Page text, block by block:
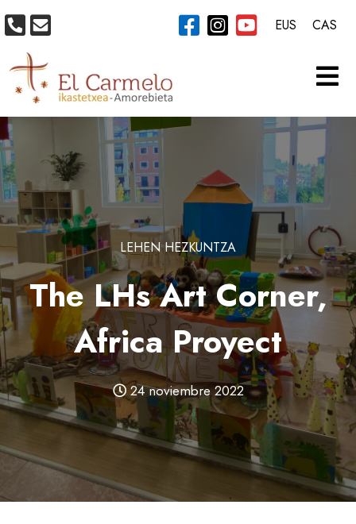
LEHEN HEZKUNTZA
The LHs Art Corner,
Africa Proyect
24 noviembre 2022
EUS CAS